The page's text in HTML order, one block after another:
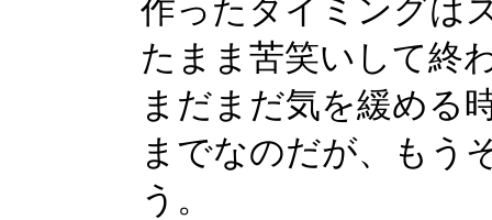
作ったタイミングは
たまま苦笑いして終
まだまだ気を緩める
までなのだが、もう
う。